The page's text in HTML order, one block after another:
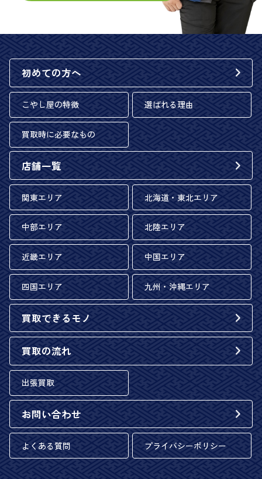
初めての方へ
こやし屋の特徴 選ばれる理由
買取時に必要なもの
店舗一覧
関東エリア 北海道・東北エリア
中部エリア 北陸エリア
近畿エリア 中国エリア
四国エリア 九州・沖縄エリア
買取できるモノ
買取の流れ
出張買取
お問い合わせ
よくある質問 プライバシーポリシー